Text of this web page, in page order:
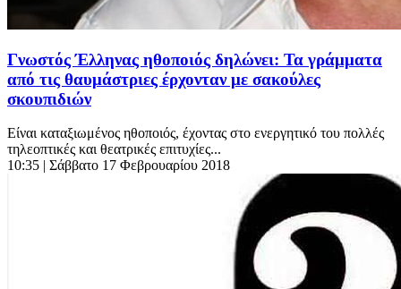
Γνωστός Έλληνας ηθοποιός δηλώνει: Τα γράμματα
από τις θαυμάστριες έρχονταν με σακούλες
σκουπιδιών
Είναι καταξιωμένος ηθοποιός, έχοντας στο ενεργητικό του πολλές
τηλεοπτικές και θεατρικές επιτυχίες...
10:35 | Σάββατο 17 Φεβρουαρίου 2018